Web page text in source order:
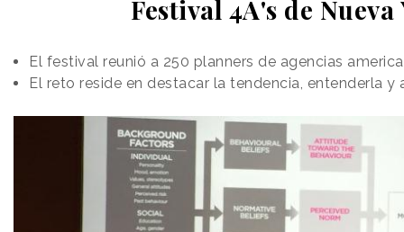
Festival 4A's de Nueva
El festival reunió a 250 planners de agencias
El reto reside en destacar la tendencia, entenderla y